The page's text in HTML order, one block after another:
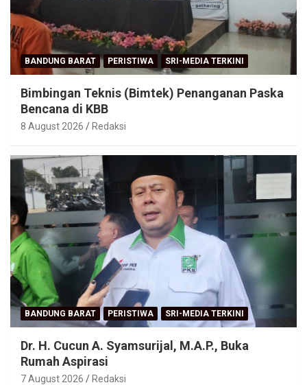
BANDUNG BARAT PERISTIWA SRI-MEDIA TERKINI
Bimbingan Teknis (Bimtek) Penanganan Paska
Bencana di KBB
8 August 2026 Redaksi
BANDUNG BARAT PERISTIWA SRI-MEDIA TERKINI
Dr. H. Cucun A. Syamsurijal, M.A.P., Buka
Rumah Aspirasi
7 August 2026 Redaksi